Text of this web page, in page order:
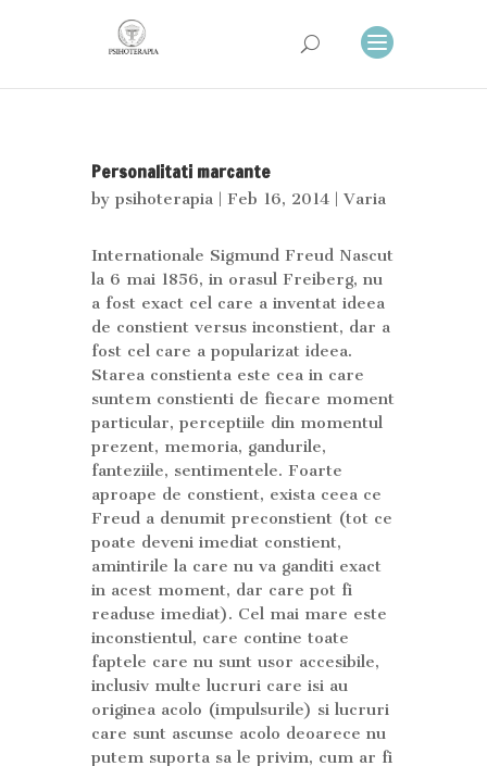
Personalitati marcante
by psihoterapia | Feb 16, 2014 | Varia
Internationale Sigmund Freud Nascut
la 6 mai 1856, in orasul Freiberg, nu
a fost exact cel care a inventat ideea
de constient versus inconstient, dar a
fost cel care a popularizat ideea.
Starea constienta este cea in care
suntem constienti de fiecare moment
particular, perceptiile din momentul
prezent, memoria, gandurile,
fanteziile, sentimentele. Foarte
aproape de constient, exista ceea ce
Freud a denumit preconstient (tot ce
poate deveni imediat constient,
amintirile la care nu va ganditi exact
in acest moment, dar care pot fi
readuse imediat). Cel mai mare este
inconstientul, care contine toate
faptele care nu sunt usor accesibile,
inclusiv multe lucruri care isi au
originea acolo (impulsurile) si lucruri
care sunt ascunse acolo deoarece nu
putem suporta sa le privim, cum ar fi